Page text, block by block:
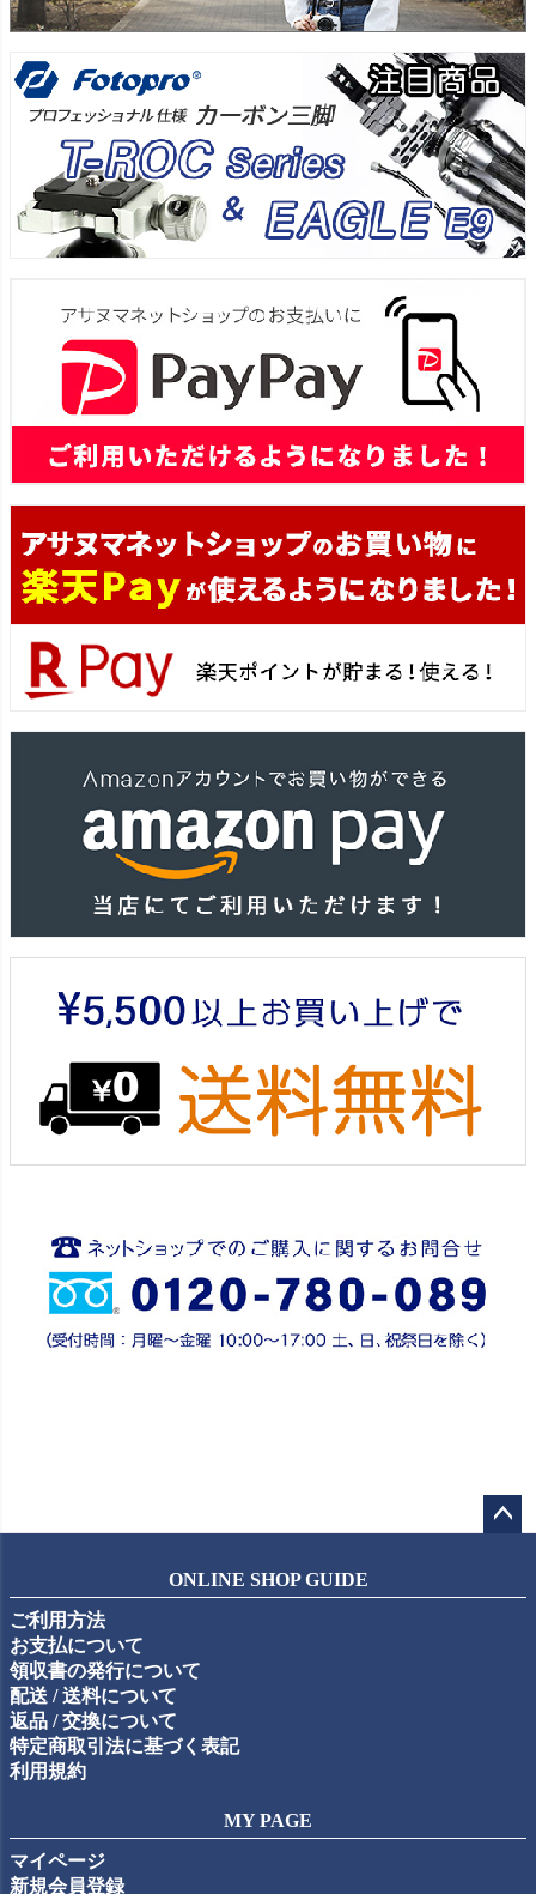
ップ
ONLINE SHOP GUIDE
ご利用方法
お支払について
領収書の発行について
配送 / 送料について
返品 / 交換について
特定商取引法に基づく表記
利用規約
MY PAGE
マイページ
新規会員登録